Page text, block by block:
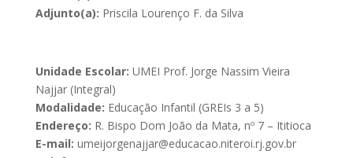
Adjunto(a): Priscila Lourenço F. da Silva
Unidade Escolar: UMEI Prof. Jorge Nassim Vieira
Najjar (Integral)
Modalidade: Educação Infantil (GREIs 3 a 5)
Endereço: R. Bispo Dom João da Mata, nº 7 – Ititioca
E-mail: umeijorgenajjar@educacao.niteroi.rj.gov.br